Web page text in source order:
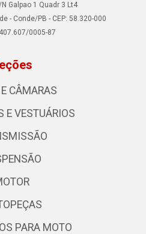
Galpao 1 Quadr 3 Lt4
- Conde/PB - CEP: 58.320-000
0005-87
CÂMARAS
E VESTUÁRIOS
PARA MOTO